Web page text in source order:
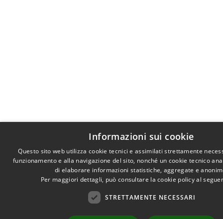
Informazioni sui cookie
Questo sito web utilizza cookie tecnici e assimilati strettamente
funzionamento e alla navigazione del sito, nonché un cookie tecnico
di elaborare informazioni statistiche, aggregate e
Per maggiori dettagli, può consultare la cookie policy al
STRETTAMENTE NECESSARI